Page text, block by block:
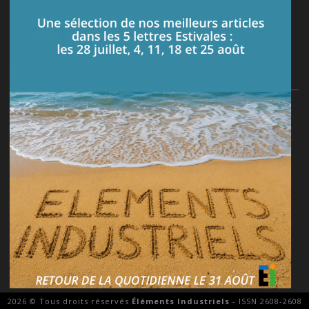
Je m'abonne à la lettre
PARTAGEZ VOS CONNAISSANCES
Posez vos questions techniques sur notre forum ou
répondez aux demandes des utilisateurs.
Je vais sur le forum
2026 © Tous droits réservés Éléments Industriels - ISSN 2608-2608